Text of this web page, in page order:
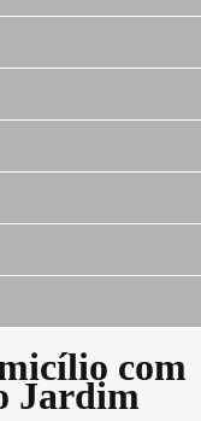
com
Jardim